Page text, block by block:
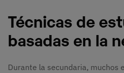
Técnicas de
basadas en la
Durante la secundaria, muchos